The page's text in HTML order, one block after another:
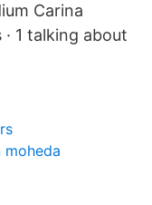
Carina
1 talking about
moheda